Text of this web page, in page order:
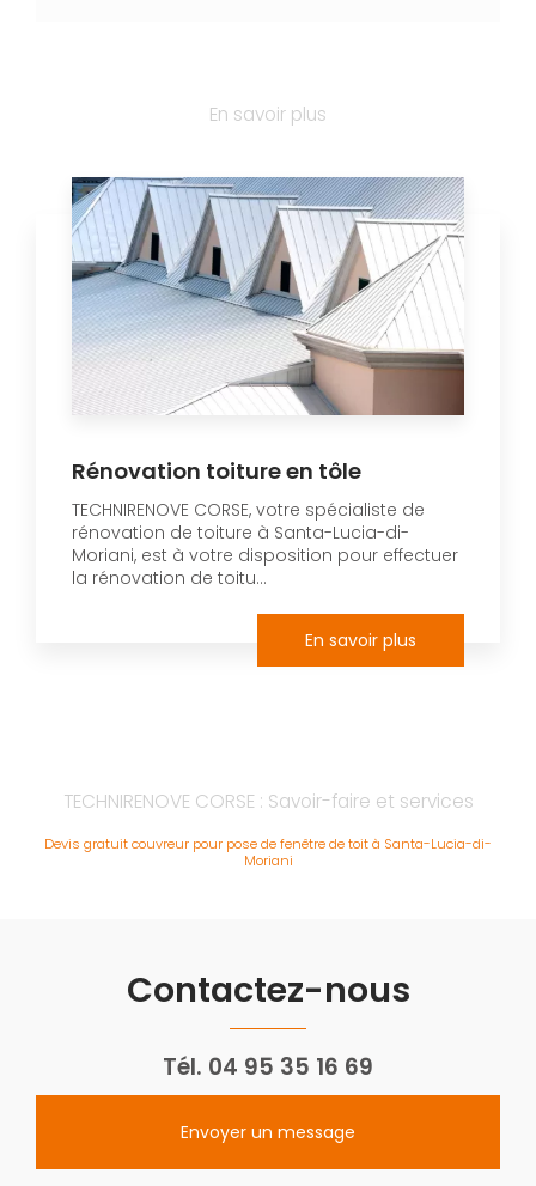
En savoir plus
Rénovation toiture en tôle
TECHNIRENOVE CORSE, votre spécialiste de
rénovation de toiture à Santa-Lucia-di-
Moriani, est à votre disposition pour effectuer
la rénovation de toitu...
En savoir plus
TECHNIRENOVE CORSE : Savoir-faire et services
Devis gratuit couvreur pour pose de fenêtre de toit à Santa-Lucia-di-
Moriani
Contactez-nous
Tél. 04 95 35 16 69
Envoyer un message